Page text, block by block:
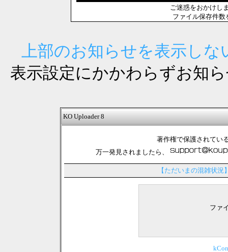
ご迷惑をおかけし
ファイル保存件
上部のお知らせを表示しな
表示設定にかかわらずお知
KO Uploader 8
著作権で保護されてい
万一発見されましたら、
【ただいまの混雑状況
ファ